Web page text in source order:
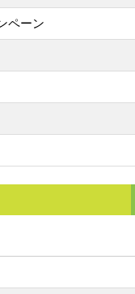
ペーン